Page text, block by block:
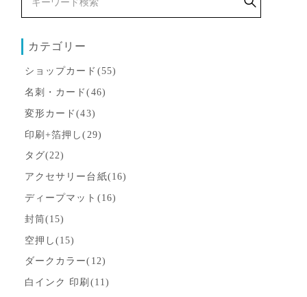
カテゴリー
ショップカード(55)
名刺・カード(46)
変形カード(43)
印刷+箔押し(29)
タグ(22)
アクセサリー台紙(16)
ディープマット(16)
封筒(15)
空押し(15)
ダークカラー(12)
白インク 印刷(11)